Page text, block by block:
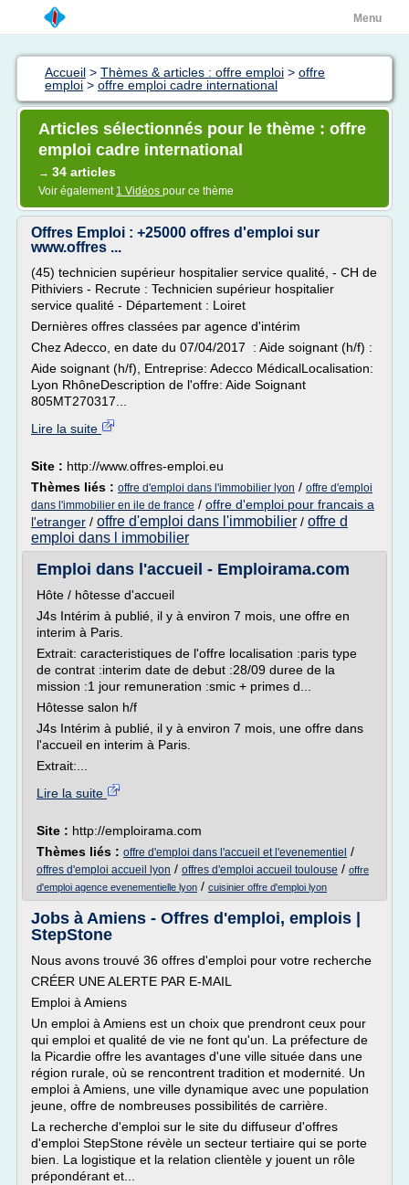
Menu
Accueil > Thèmes & articles : offre emploi > offre
emploi > offre emploi cadre international
Articles sélectionnés pour le thème : offre
emploi cadre international
→ 34 articles
Voir également 1 Vidéos pour ce thème
Offres Emploi : +25000 offres d'emploi sur
www.offres ...
(45) technicien supérieur hospitalier service qualité, - CH de
Pithiviers - Recrute : Technicien supérieur hospitalier
service qualité - Département : Loiret
Dernières offres classées par agence d'intérim
Chez Adecco, en date du 07/04/2017 : Aide soignant (h/f) :
Aide soignant (h/f), Entreprise: Adecco MédicalLocalisation:
Lyon RhôneDescription de l'offre: Aide Soignant
805MT270317...
Lire la suite
Site : http://www.offres-emploi.eu
Thèmes liés : offre d'emploi dans l'immobilier lyon / offre d'emploi
dans l'immobilier en ile de france / offre d'emploi pour francais a
l'etranger / offre d'emploi dans l'immobilier / offre d
emploi dans l immobilier
Emploi dans l'accueil - Emploirama.com
Hôte / hôtesse d'accueil
J4s Intérim à publié, il y à environ 7 mois, une offre en
interim à Paris.
Extrait: caracteristiques de l'offre localisation :paris type
de contrat :interim date de debut :28/09 duree de la
mission :1 jour remuneration :smic + primes d...
Hôtesse salon h/f
J4s Intérim à publié, il y à environ 7 mois, une offre dans
l'accueil en interim à Paris.
Extrait:...
Lire la suite
Site : http://emploirama.com
Thèmes liés : offre d'emploi dans l'accueil et l'evenementiel /
offres d'emploi accueil lyon / offres d'emploi accueil toulouse / offre
d'emploi agence evenementielle lyon / cuisinier offre d'emploi lyon
Jobs à Amiens - Offres d'emploi, emplois |
StepStone
Nous avons trouvé 36 offres d'emploi pour votre recherche
CRÉER UNE ALERTE PAR E-MAIL
Emploi à Amiens
Un emploi à Amiens est un choix que prendront ceux pour
qui emploi et qualité de vie ne font qu'un. La préfecture de
la Picardie offre les avantages d'une ville située dans une
région rurale, où se rencontrent tradition et modernité. Un
emploi à Amiens, une ville dynamique avec une population
jeune, offre de nombreuses possibilités de carrière.
La recherche d'emploi sur le site du diffuseur d'offres
d'emploi StepStone révèle un secteur tertiaire qui se porte
bien. La logistique et la relation clientèle y jouent un rôle
prépondérant et...